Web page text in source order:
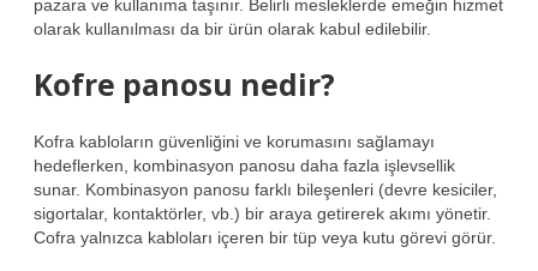
pazara ve kullanıma taşınır. Belirli mesleklerde emeğin hizmet
olarak kullanılması da bir ürün olarak kabul edilebilir.
Kofre panosu nedir?
Kofra kabloların güvenliğini ve korumasını sağlamayı
hedeflerken, kombinasyon panosu daha fazla işlevsellik
sunar. Kombinasyon panosu farklı bileşenleri (devre kesiciler,
sigortalar, kontaktörler, vb.) bir araya getirerek akımı yönetir.
Cofra yalnızca kabloları içeren bir tüp veya kutu görevi görür.